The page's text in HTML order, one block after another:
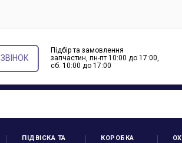
Підбір та замовлення
запчастин, пн-пт 10:00 до 17:00,
cб. 10:00 до 17:00
ПІДВІСКА ТА
КОРОБКА